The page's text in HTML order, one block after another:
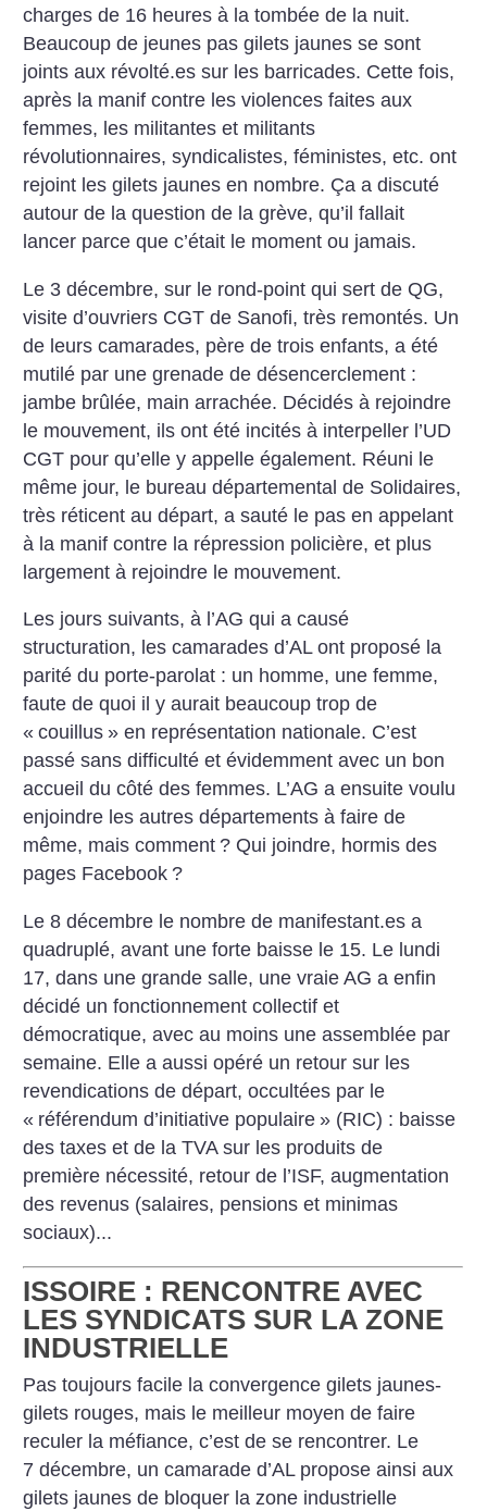
charges de 16 heures à la tombée de la nuit.
Beaucoup de jeunes pas gilets jaunes se sont
joints aux révolté.es sur les barricades. Cette fois,
après la manif contre les violences faites aux
femmes, les militantes et militants
révolutionnaires, syndicalistes, féministes, etc. ont
rejoint les gilets jaunes en nombre. Ça a discuté
autour de la question de la grève, qu’il fallait
lancer parce que c’était le moment ou jamais.
Le 3 décembre, sur le rond-point qui sert de QG,
visite d’ouvriers CGT de Sanofi, très remontés. Un
de leurs camarades, père de trois enfants, a été
mutilé par une grenade de désencerclement :
jambe brûlée, main arrachée. Décidés à rejoindre
le mouvement, ils ont été incités à interpeller l’UD
CGT pour qu’elle y appelle également. Réuni le
même jour, le bureau départemental de Solidaires,
très réticent au départ, a sauté le pas en appelant
à la manif contre la répression policière, et plus
largement à rejoindre le mouvement.
Les jours suivants, à l’AG qui a causé
structuration, les camarades d’AL ont proposé la
parité du porte-parolat : un homme, une femme,
faute de quoi il y aurait beaucoup trop de
« couillus » en représentation nationale. C’est
passé sans difficulté et évidemment avec un bon
accueil du côté des femmes. L’AG a ensuite voulu
enjoindre les autres départements à faire de
même, mais comment ? Qui joindre, hormis des
pages Facebook ?
Le 8 décembre le nombre de manifestant.es a
quadruplé, avant une forte baisse le 15. Le lundi
17, dans une grande salle, une vraie AG a enfin
décidé un fonctionnement collectif et
démocratique, avec au moins une assemblée par
semaine. Elle a aussi opéré un retour sur les
revendications de départ, occultées par le
« référendum d’initiative populaire » (RIC) : baisse
des taxes et de la TVA sur les produits de
première nécessité, retour de l’ISF, augmentation
des revenus (salaires, pensions et minimas
sociaux)...
ISSOIRE : RENCONTRE AVEC
LES SYNDICATS SUR LA ZONE
INDUSTRIELLE
Pas toujours facile la convergence gilets jaunes-
gilets rouges, mais le meilleur moyen de faire
reculer la méfiance, c’est de se rencontrer. Le
7 décembre, un camarade d’AL propose ainsi aux
gilets jaunes de bloquer la zone industrielle